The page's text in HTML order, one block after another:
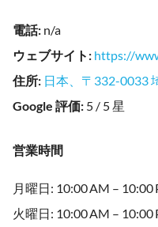
電話: n/a
ウェブサイト : https://
住所: 日本、〒332-0033
Google 評価: 5 / 5 星
営業時間
月曜日: 10:00 AM – 10:00
火曜日: 10:00 AM – 10:00